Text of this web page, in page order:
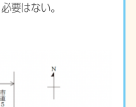
要はない。